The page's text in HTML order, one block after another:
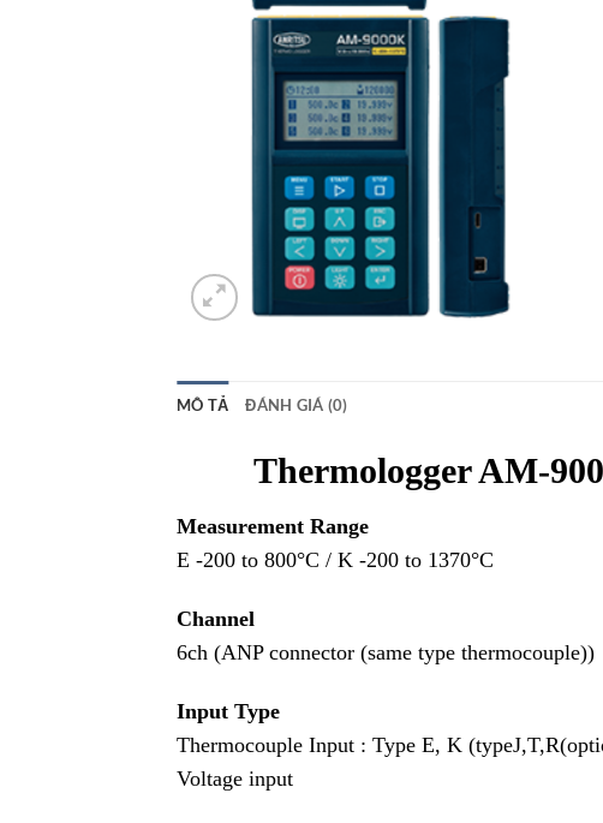
MÔ TẢ ĐÁNH GIÁ (0)
Thermologger AM-
Measurement Range
E -200 to 800°C / K -200 to 1370°C
Channel
6ch (ANP connector (same type thermocouple))
Input Type
Thermocouple Input : Type E, K
Voltage input